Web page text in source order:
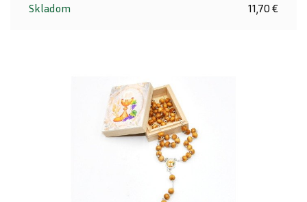
Skladom 11,70 €